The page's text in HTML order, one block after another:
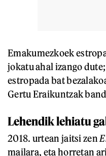
Emakumezkoek
jokatu ahal izango
estropada bat
Gertu Eraikuntzak
Lehendik lehiatu
2018. urtean jaitsi zen
mailara, eta horretan